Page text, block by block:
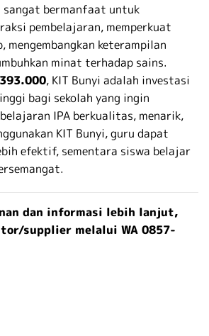
sangat bermanfaat untuk
pembelajaran, memperkuat
mengembangkan keterampilan
minat terhadap sains.
, KIT Bunyi adalah investasi
bagi sekolah yang ingin
IPA berkualitas, menarik,
KIT Bunyi, guru dapat
efektif, sementara siswa belajar
dan informasi lebih lanjut,
supplier melalui WA 0857-